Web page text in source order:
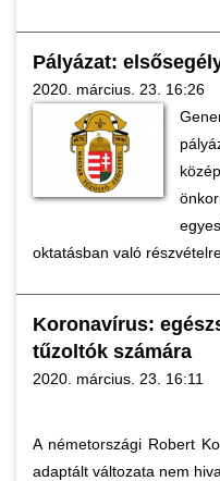
Pályázat:
2020. március. 23. 16:26
oktatásban való
Koronavírus:
tűzoltók számára
2020. március. 23. 16:11
A németországi Robert
adaptált változata nem